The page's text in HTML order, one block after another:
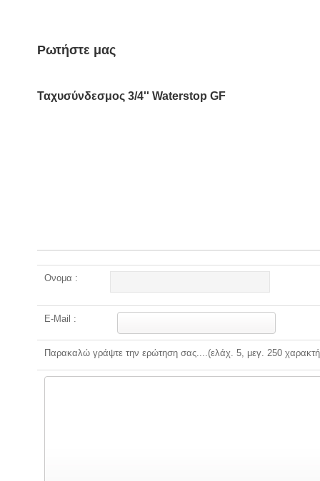
Ρωτήστε μας
Ταχυσύνδεσμος 3/4'' Waterstop GF
Ονομα :
E-Mail :
Παρακαλώ γράψτε την ερώτηση σας....(ελάχ. 5, μεγ. 250